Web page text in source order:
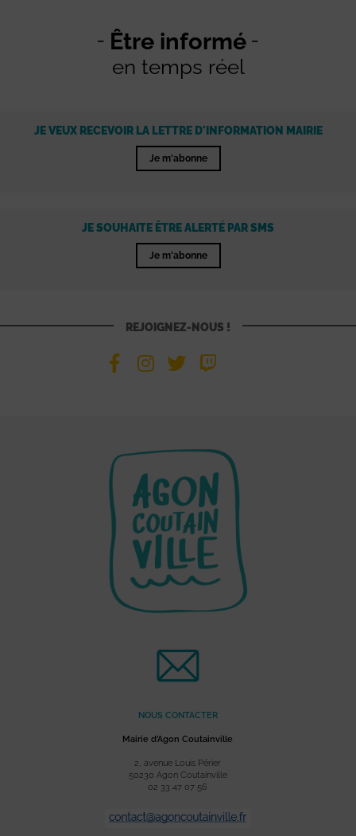
Être informé
en temps réel
JE VEUX RECEVOIR LA LETTRE D'INFORMATION MAIRIE
Je m'abonne
JE SOUHAITE ÊTRE ALERTÉ PAR SMS
Je m'abonne
REJOIGNEZ-NOUS !
NOUS CONTACTER
Mairie d’Agon Coutainville
2, avenue Louis Périer
50230 Agon Coutainville
02 33 47 07 56